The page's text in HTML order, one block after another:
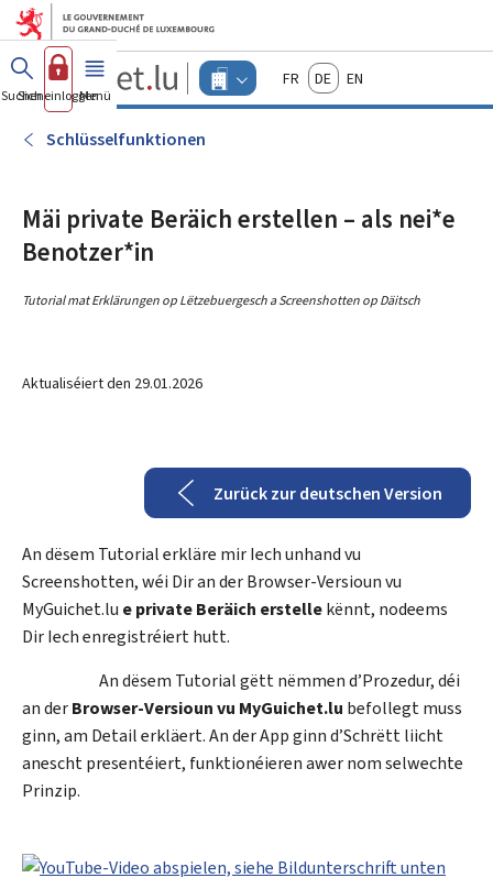
Zum Hauptmenü
Zum Inhalt
Guichet.lu
Changer
d'espace
FrançaisDeutschEnglish
Suchen
Sich einloggen
Menü Haupt-
Schlüsselfunktionen
Mäi private Beräich erstellen – als nei*e
Benotzer*in
Tutorial mat Erklärungen op Lëtzebuergesch a Screenshotten op Däitsch
Aktualiséiert den 29.01.2026
Zurück zur deutschen Version
An dësem Tutorial erkläre mir Iech unhand vu
Screenshotten, wéi Dir an der Browser-Versioun vu
MyGuichet.lu e private Beräich erstellekënnt, nodeems
Dir Iech enregistréiert hutt.
An dësem Tutorial gëtt nëmmen d’Prozedur, déi
an derBrowser-Versioun vu MyGuichet.lu befollegt muss
ginn, am Detail erkläert. An der App ginn d’Schrëtt liicht
anescht presentéiert, funktionéieren awer nom selwechte
Prinzip.